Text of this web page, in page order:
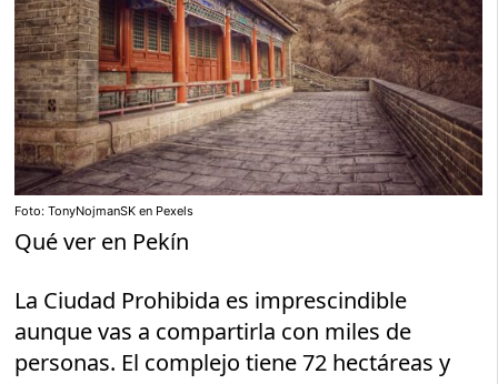
Foto: TonyNojmanSK en Pexels
Qué ver en Pekín
La Ciudad Prohibida es imprescindible
aunque vas a compartirla con miles de
personas. El complejo tiene 72 hectáreas y